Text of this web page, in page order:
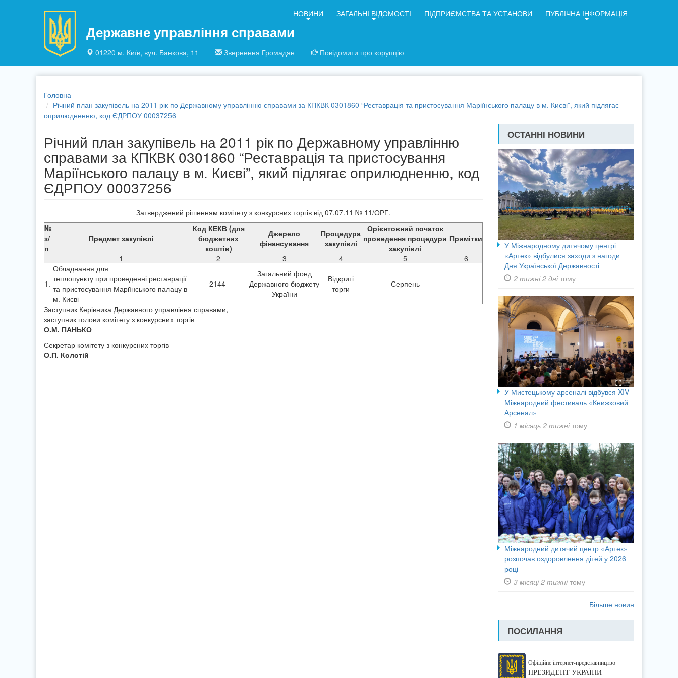
Державне управління справами
01220 м. Київ, вул. Банкова, 11 Звернення Громадян Повідомити про корупцію
НОВИНИ ЗАГАЛЬНІ ВІДОМОСТІ ПІДПРИЄМСТВА ТА УСТАНОВИ ПУБЛІЧНА ІНФОРМАЦІЯ
Головна
Річний план закупівель на 2011 рік по Державному управлінню справами за КПКВК 0301860 “Реставрація та пристосування Маріїнського палацу в м. Києві”, який підлягає
оприлюдненню, код ЄДРПОУ 00037256
Річний план закупівель на 2011 рік по Державному управлінню
справами за КПКВК 0301860 “Реставрація та пристосування
Маріїнського палацу в м. Києві”, який підлягає оприлюдненню, код
ЄДРПОУ 00037256
Затверджений рішенням комітету з конкурсних торгів від 07.07.11 № 11/ОРГ.
№
з/
п
Предмет закупівлі
Код КЕКВ (для
бюджетних
коштів)
Джерело
фінансування
Процедура
закупівлі
Орієнтовний початок
проведення процедури
закупівлі
Примітки
1
2 3 4 5 6
1.
Обладнання для
теплопункту при проведенні реставрації
та пристосування Маріїнського палацу в
м. Києві
2144
Загальний фонд
Державного бюджету
України
Відкриті
торги
Серпень
Заступник Керівника Державного управління справами,
заступник голови комітету з конкурсних торгів
О.М. ПАНЬКО
Секретар комітету з конкурсних торгів
О.П. Колотій
ОСТАННІ НОВИНИ
У Міжнародному дитячому центрі
«Артек» відбулися заходи з нагоди
Дня Української Державності
2 тижні 2 днітому
У Мистецькому арсеналі відбувся XIV
Міжнародний фестиваль «Книжковий
Арсенал»
1 місяць 2 тижнітому
Міжнародний дитячий центр «Артек»
розпочав оздоровлення дітей у 2026
році
3 місяці 2 тижнітому
Більше новин
ПОСИЛАННЯ
Офіційне інтернет-представництво
ПРЕЗИДЕНТ УКРАЇНИ